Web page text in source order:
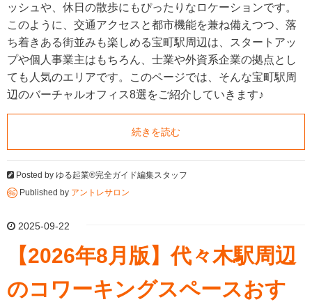
ッシュや、休日の散歩にもぴったりなロケーションです。
このように、交通アクセスと都市機能を兼ね備えつつ、落
ち着きある街並みも楽しめる宝町駅周辺は、スタートアッ
プや個人事業主はもちろん、士業や外資系企業の拠点とし
ても人気のエリアです。このページでは、そんな宝町駅周
辺のバーチャルオフィス8選をご紹介していきます♪
続きを読む
Posted by ゆる起業®完全ガイド編集スタッフ
Published by アントレサロン
2025-09-22
【2026年8月版】代々木駅周辺
のコワーキングスペースおす